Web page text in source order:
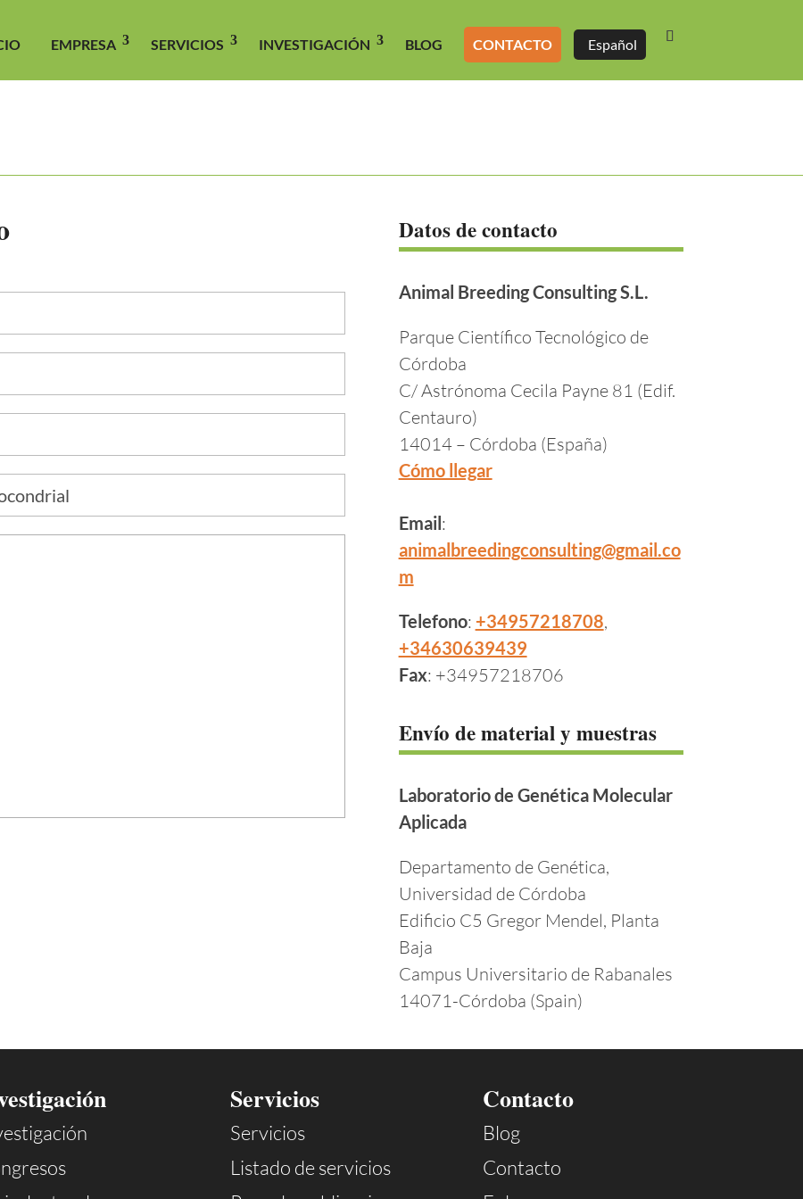
EMPRESA SERVICIOS INVESTIGACIÓN BLOG CONTACTO Español
Datos de contacto
Animal Breeding Consulting S.L.
Parque Científico Tecnológico de
Córdoba
C/ Astrónoma Cecila Payne 81 (Edif.
Centauro)
14014 – Córdoba (España)
Cómo llegar
Email :
animalbreedingconsulting@gmail.co
m
Telefono: +34957218708,
+34630639439
Fax: +34957218706
Envío de material y muestras
Laboratorio de Genética Molecular
Aplicada
Departamento de Genética,
Universidad de Córdoba
Edificio C5 Gregor Mendel, Planta
Baja
Campus Universitario de Rabanales
14071-Córdoba (Spain)
Servicios
Servicios
Listado de servicios
Contacto
Blog
Contacto